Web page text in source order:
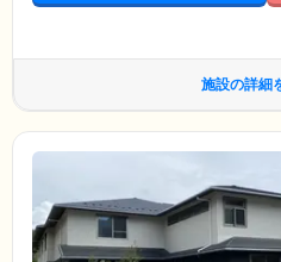
施設の詳細